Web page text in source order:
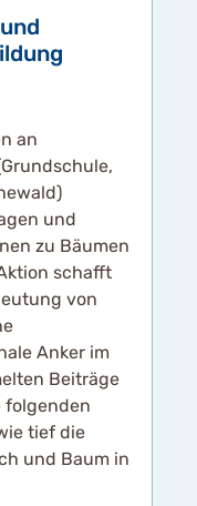
an
und
zu Bäumen
schafft
von
Anker im
Beiträge
folgenden
tief die
und Baum in